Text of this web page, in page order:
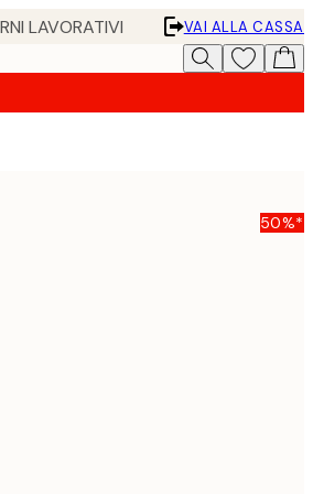
LAVORATIVI
VAI ALLA CASSA
50%*